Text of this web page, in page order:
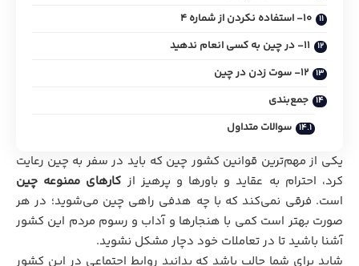
۱۰- استفاده نکردن از شماره ۴
۱۱- در چین به کسی انعام ندهید
12- سوت زدن در چین
جمع‌بندی
سوالات متداول
یکی از مهم‌ترین قوانین کشور چین که باید در سفر به چین رعایت
کرد، احترام به عقاید و باورها و پرهیز از کارهای ممنوعه چین
است. فرقی نمی‌کند که با چه هدفی راهی چین می‌شوید؛ در هر
صورت بهتر است کمی با هنجارها و آداب و رسوم مردم این کشور
آشنا باشید تا در تعاملات خود دچار مشکل نشوید.
شاید برای شما جالب باشد که بدانید روابط اجتماعی در این کشور